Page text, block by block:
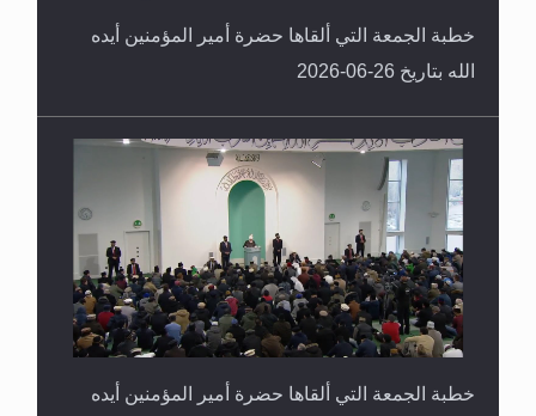
خطبة الجمعة التي ألقاها حضرة أمير المؤمنين أيده
الله بتاريخ 26-06-2026
خطبة الجمعة التي ألقاها حضرة أمير المؤمنين أيده